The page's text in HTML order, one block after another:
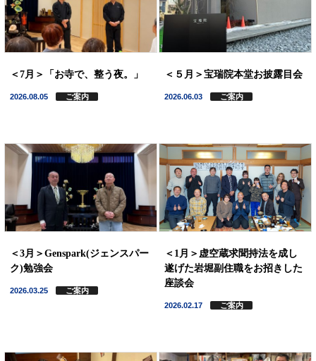
＜7月＞「お寺で、整う夜。」
2026.08.05 ご案内
＜５月＞宝瑞院本堂お披露目会
2026.06.03 ご案内
＜3月＞Genspark(ジェンスパー
ク)勉強会
2026.03.25 ご案内
＜1月＞虚空蔵求聞持法を成し
遂げた岩堀副住職をお招きした
座談会
2026.02.17 ご案内